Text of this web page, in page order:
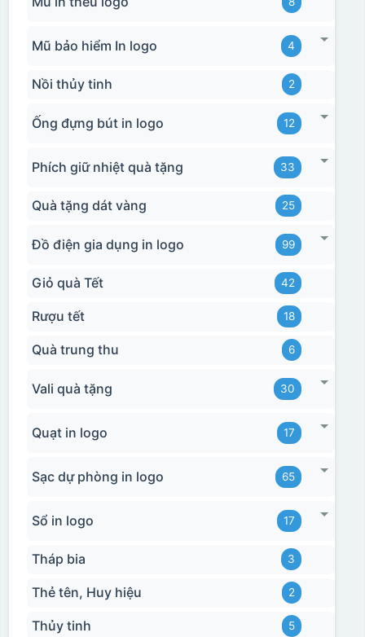
Mũ bảo hiểm In logo 4
Nồi thủy tinh 2
Ống đựng bút in logo 12
Phích giữ nhiệt quà tặng 33
Quà tặng dát vàng 25
Đồ điện gia dụng in logo 99
Giỏ quà Tết 42
Rượu tết 18
Quà trung thu 6
Vali quà tặng 30
Quạt in logo 17
Sạc dự phòng in logo 65
Sổ in logo 17
Tháp bia 3
Thẻ tên, Huy hiệu 2
Thủy tinh 5